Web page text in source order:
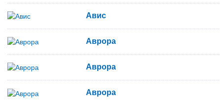
Авис
Аврора
Аврора
Аврора